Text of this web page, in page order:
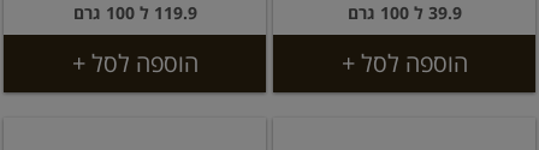
39.9 ל 100 גרם
הוספה לסל +
119.9 ל 100 גרם
הוספה לסל +